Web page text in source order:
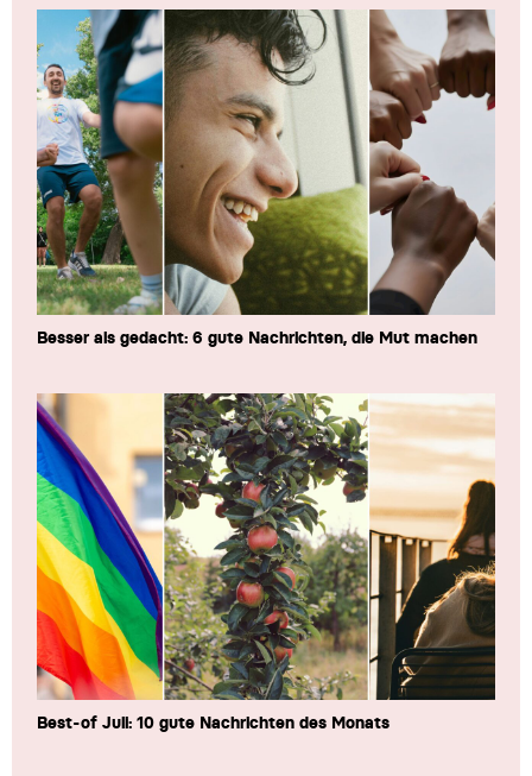
Besser als gedacht: 6 gute Nachrichten, die Mut machen
Best-of Juli: 10 gute Nachrichten des Monats